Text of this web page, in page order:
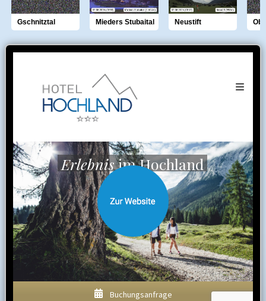
Gschnitztal Mieders Stubaital Neustift